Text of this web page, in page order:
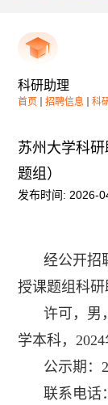
科研助理
首页 招聘信息 科
苏州大学科
题组）
发布时间: 2026-
经公开招
授课题组科研
许可 ，男，
学本科， 2024
公示期：
联系电话：